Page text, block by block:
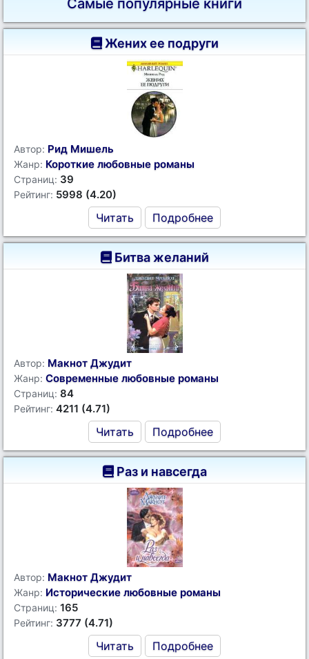
Самые популярные книги
Жених ее подруги
Автор: Рид Мишель
Жанр: Короткие любовные романы
Страниц: 39
Рейтинг: 5998 (4.20)
Читать Подробнее
Битва желаний
Автор: Макнот Джудит
Жанр: Современные любовные романы
Страниц: 84
Рейтинг: 4211 (4.71)
Читать Подробнее
Раз и навсегда
Автор: Макнот Джудит
Жанр: Исторические любовные романы
Страниц: 165
Рейтинг: 3777 (4.71)
Читать Подробнее